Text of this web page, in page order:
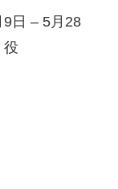
日 – 5月28
役